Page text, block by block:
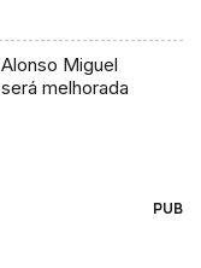
Miguel
melhorada
PUB